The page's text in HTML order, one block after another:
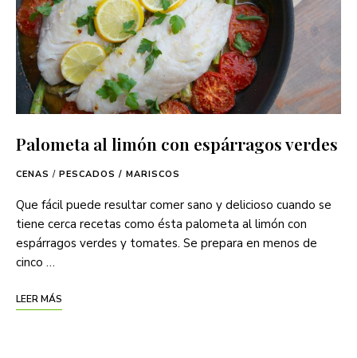
Palometa al limón con espárragos verdes
CENAS / PESCADOS / MARISCOS
Que fácil puede resultar comer sano y delicioso cuando se
tiene cerca recetas como ésta palometa al limón con
espárragos verdes y tomates. Se prepara en menos de
cinco …
LEER MÁS